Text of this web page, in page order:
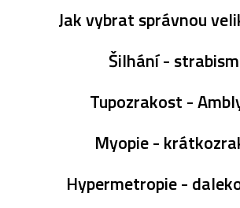
Jak vybrat správnou
Šilhání -
Tupozrakost -
Myopie -
Hypermetropie -